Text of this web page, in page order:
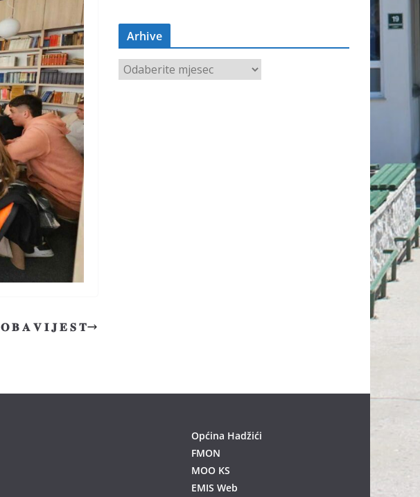
𝐎 𝐁 𝐀 𝐕 𝐈 𝐉 𝐄 𝐒 𝐓
Arhive
A
r
Općina Hadžići
FMON
MOO KS
EMIS Web